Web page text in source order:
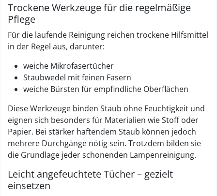
Trockene Werkzeuge für die regelmäßige
Pflege
Für die laufende Reinigung reichen trockene Hilfsmittel
in der Regel aus, darunter:
weiche Mikrofasertücher
Staubwedel mit feinen Fasern
weiche Bürsten für empfindliche Oberflächen
Diese Werkzeuge binden Staub ohne Feuchtigkeit und
eignen sich besonders für Materialien wie Stoff oder
Papier. Bei stärker haftendem Staub können jedoch
mehrere Durchgänge nötig sein. Trotzdem bilden sie
die Grundlage jeder schonenden Lampenreinigung.
Leicht angefeuchtete Tücher – gezielt
einsetzen